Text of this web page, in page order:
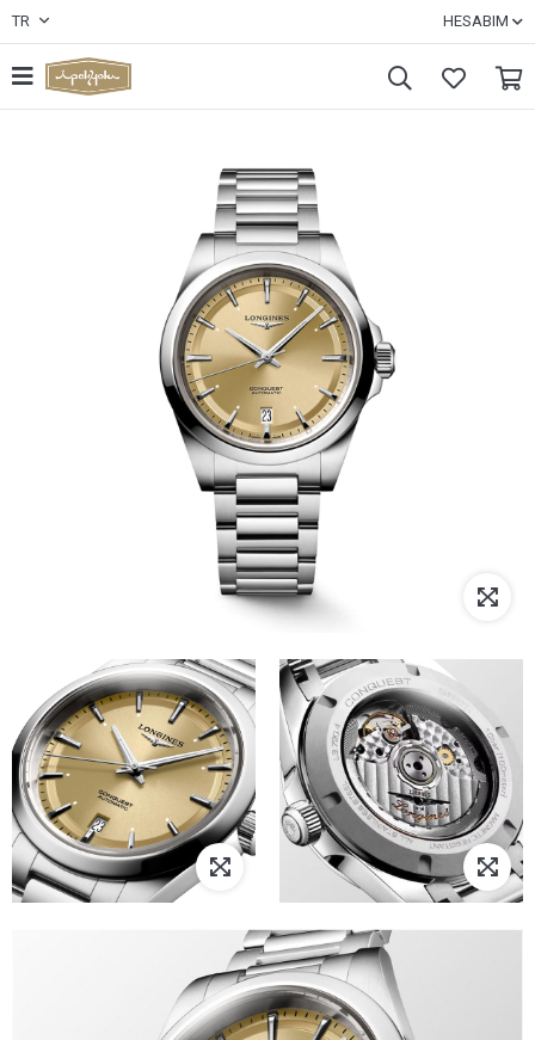
TR HESABIM